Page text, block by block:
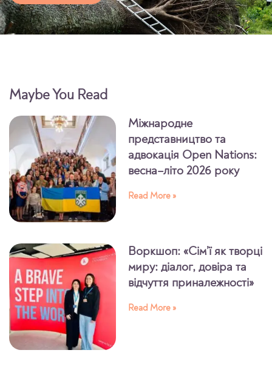
Maybe You Read
Міжнародне
представництво та
адвокація Open Nations:
весна–літо 2026 року
Read More »
Воркшоп: «Сім’ї як творці
миру: діалог, довіра та
відчуття приналежності»
Read More »